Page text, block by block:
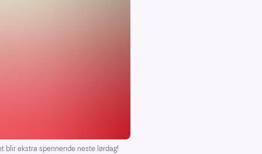
blir ekstra spennende neste lørdag!